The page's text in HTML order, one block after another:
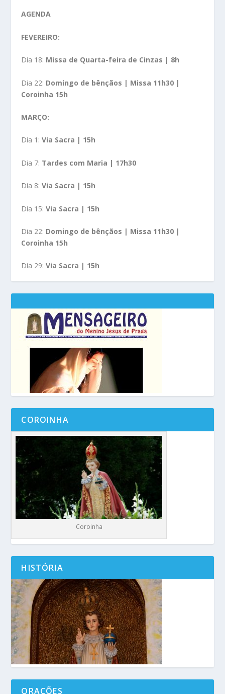
AGENDA
FEVEREIRO:
Dia 18: Missa de Quarta-feira de Cinzas | 8h
Dia 22: Domingo de bênçãos | Missa 11h30 |
Coroinha 15h
MARÇO:
Dia 1:Via Sacra | 15h
Dia 7: Tardes com Maria | 17h30
Dia 8:Via Sacra | 15h
Dia 15:Via Sacra | 15h
Dia 22: Domingo de bênçãos | Missa 11h30 |
Coroinha 15h
Dia 29:Via Sacra | 15h
COROINHA
Coroinha
HISTÓRIA
ORAÇÕES